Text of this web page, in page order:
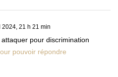
2024, 21 h 21 min
pour discrimination
pouvoir répondre